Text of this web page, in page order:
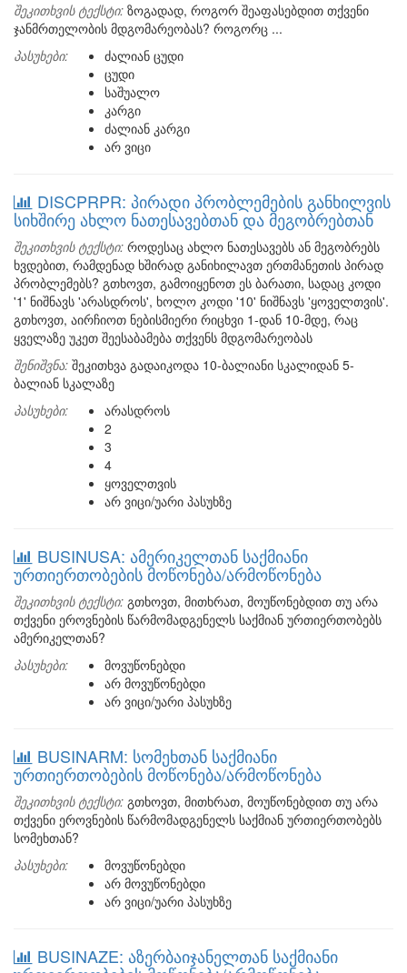
შეკითხვის ტექსტი: ზოგადად, როგორ შეაფასებდით თქვენი
ჯანმრთელობის მდგომარეობას? როგორც ...
პასუხები:
ძალიან ცუდი
ცუდი
საშუალო
კარგი
ძალიან კარგი
არ ვიცი
DISCPRPR: პირადი პრობლემების განხილვის
სიხშირე ახლო ნათესავებთან და მეგობრებთან
შეკითხვის ტექსტი: როდესაც ახლო ნათესავებს ან მეგობრებს
ხვდებით, რამდენად ხშირად განიხილავთ ერთმანეთის პირად
პრობლემებს? გთხოვთ, გამოიყენოთ ეს ბარათი, სადაც კოდი
'1' ნიშნავს 'არასდროს', ხოლო კოდი '10' ნიშნავს 'ყოველთვის'.
გთხოვთ, აირჩიოთ ნებისმიერი რიცხვი 1-დან 10-მდე, რაც
ყველაზე უკეთ შეესაბამება თქვენს მდგომარეობას
შენიშვნა: შეკითხვა გადაიკოდა 10-ბალიანი სკალიდან 5-
ბალიან სკალაზე
პასუხები:
არასდროს
2
3
4
ყოველთვის
არ ვიცი/უარი პასუხზე
BUSINUSA: ამერიკელთან საქმიანი
ურთიერთობების მოწონება/არმოწონება
შეკითხვის ტექსტი: გთხოვთ, მითხრათ, მოუწონებდით თუ არა
თქვენი ეროვნების წარმომადგენელს საქმიან ურთიერთობებს
ამერიკელთან?
პასუხები:
მოვუწონებდი
არ მოვუწონებდი
არ ვიცი/უარი პასუხზე
BUSINARM: სომეხთან საქმიანი
ურთიერთობების მოწონება/არმოწონება
შეკითხვის ტექსტი: გთხოვთ, მითხრათ, მოუწონებდით თუ არა
თქვენი ეროვნების წარმომადგენელს საქმიან ურთიერთობებს
სომეხთან?
პასუხები:
მოვუწონებდი
არ მოვუწონებდი
არ ვიცი/უარი პასუხზე
BUSINAZE: აზერბაიჯანელთან საქმიანი